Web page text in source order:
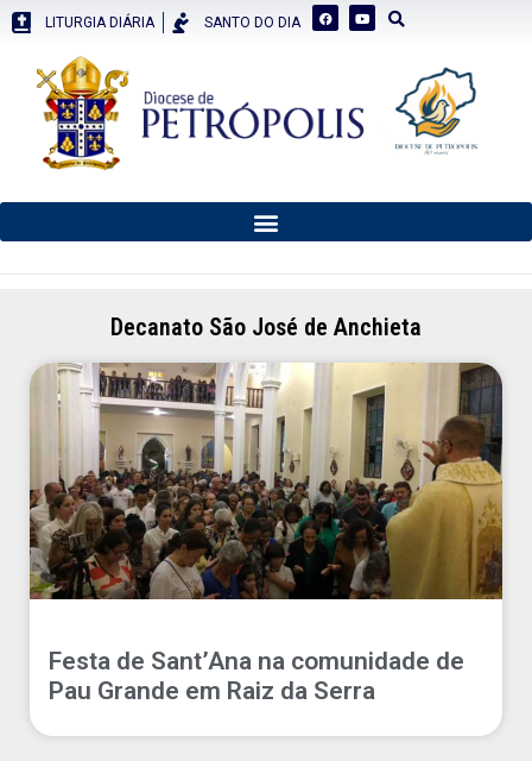
LITURGIA DIÁRIA SANTO DO DIA
Decanato São José de Anchieta
Festa de Sant’Ana na comunidade de
Pau Grande em Raiz da Serra